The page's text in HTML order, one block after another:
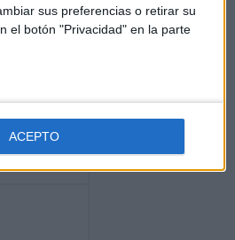
sus preferencias o retirar su
el botón "Privacidad" en la parte
ACEPTO